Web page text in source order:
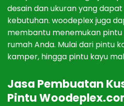
desaindanukuranyangdapat
kebutuhan. woodeplexjugad
membantu menemukan pintu
rumahAnda. Mulaidari pintu
kamper, hingga pintu kayu
Jasa Pembuatan
Pintu